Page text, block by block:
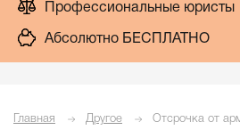
Профессиональные юристы
Абсолютно БЕСПЛАТНО
Главная Другое Отсрочка от